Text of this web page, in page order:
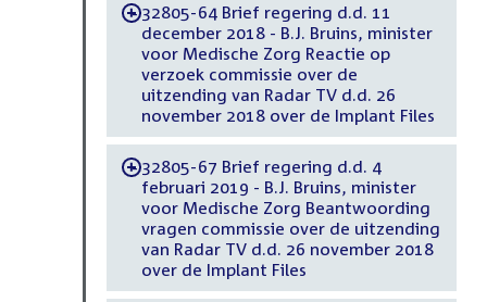
-32805-64 Brief regering d.d. 11
december 2018 - B.J. Bruins, minister
voor Medische Zorg Reactie op
verzoek commissie over de
uitzending van Radar TV d.d. 26
november 2018 over de Implant Files
-32805-67 Brief regering d.d. 4
februari 2019 - B.J. Bruins, minister
voor Medische Zorg Beantwoording
vragen commissie over de uitzending
van Radar TV d.d. 26 november 2018
over de Implant Files